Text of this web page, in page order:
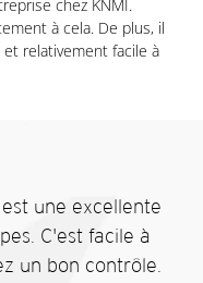
chez KNMI.
à cela. De plus, il
relativement facile à
une excellente
C'est facile à
un bon contrôle.